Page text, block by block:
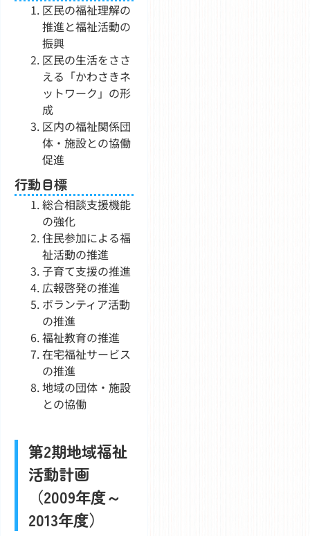
区民の福祉理解の
推進と福祉活動の
振興
区民の生活をささ
える「かわさきネ
ットワーク」の形
成
区内の福祉関係団
体・施設との協働
促進
行動目標
総合相談支援機能
の強化
住民参加による福
祉活動の推進
子育て支援の推進
広報啓発の推進
ボランティア活動
の推進
福祉教育の推進
在宅福祉サービス
の推進
地域の団体・施設
との協働
第2期地域福祉
活動計画
（2009年度～
2013年度）